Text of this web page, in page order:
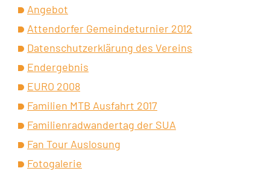
Angebot
Attendorfer Gemeindeturnier 2012
Datenschutzerklärung des Vereins
Endergebnis
EURO 2008
Familien MTB Ausfahrt 2017
Familienradwandertag der SUA
Fan Tour Auslosung
Fotogalerie